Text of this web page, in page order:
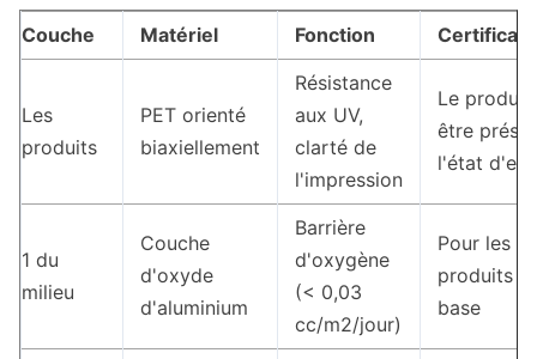
Couche Matériel Fonction
Les
produits
PET orienté
biaxiellement
Résistance
aux UV,
clarté de
l'impression
Le
être
l'état
1 du
milieu
Couche
d'oxyde
d'aluminium
Barrière
d'oxygène
(< 0,03
cc/m2/jour)
Pour les
produits
base